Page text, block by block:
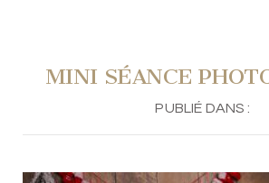
MINI SÉANCE
PUBLIÉ DANS :